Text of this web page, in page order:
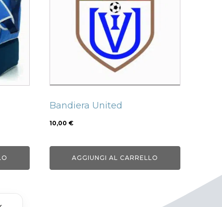
Bandiera United
10,00 €
AGGIUNGI AL CARRELLO